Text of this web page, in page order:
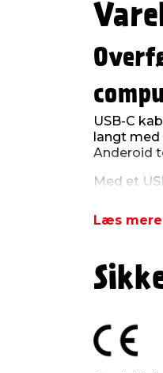
USB-C
langt med
Anderoid
Med et
harddisk.
langt i
Læs mere